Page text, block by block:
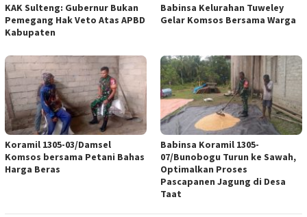
KAK Sulteng: Gubernur Bukan
Pemegang Hak Veto Atas APBD
Kabupaten
Babinsa Kelurahan Tuweley
Gelar Komsos Bersama Warga
Koramil 1305-03/Damsel
Komsos bersama Petani Bahas
Harga Beras
Babinsa Koramil 1305-
07/Bunobogu Turun ke Sawah,
Optimalkan Proses
Pascapanen Jagung di Desa
Taat